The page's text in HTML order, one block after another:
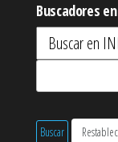
Buscadores